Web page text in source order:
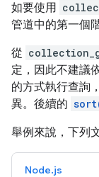
如要使用
管道中的第一個階
從
定，因此不建議
的方式執行查詢
異。後續的
舉例來說，下列
Node.js